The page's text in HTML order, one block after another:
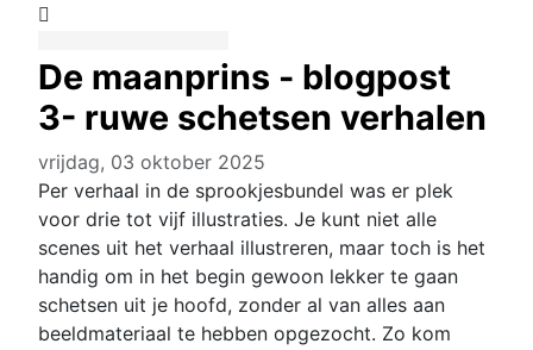
De maanprins - blogpost
3- ruwe schetsen verhalen
vrijdag, 03 oktober 2025
Per verhaal in de sprookjesbundel was er plek
voor drie tot vijf illustraties. Je kunt niet alle
scenes uit het verhaal illustreren, maar toch is het
handig om in het begin gewoon lekker te gaan
schetsen uit je hoofd, zonder al van alles aan
beeldmateriaal te hebben opgezocht. Zo kom